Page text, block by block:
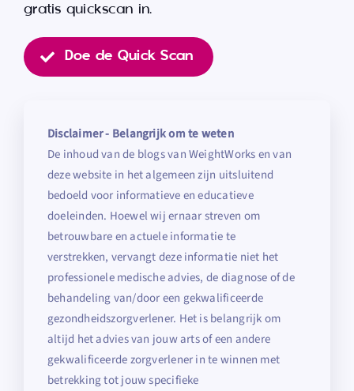
gratis quickscan in.
Doe de Quick Scan
Disclaimer - Belangrijk om te weten
De inhoud van de blogs van WeightWorks en van
deze website in het algemeen zijn uitsluitend
bedoeld voor informatieve en educatieve
doeleinden. Hoewel wij ernaar streven om
betrouwbare en actuele informatie te
verstrekken, vervangt deze informatie niet het
professionele medische advies, de diagnose of de
behandeling van/door een gekwalificeerde
gezondheidszorgverlener. Het is belangrijk om
altijd het advies van jouw arts of een andere
gekwalificeerde zorgverlener in te winnen met
betrekking tot jouw specifieke